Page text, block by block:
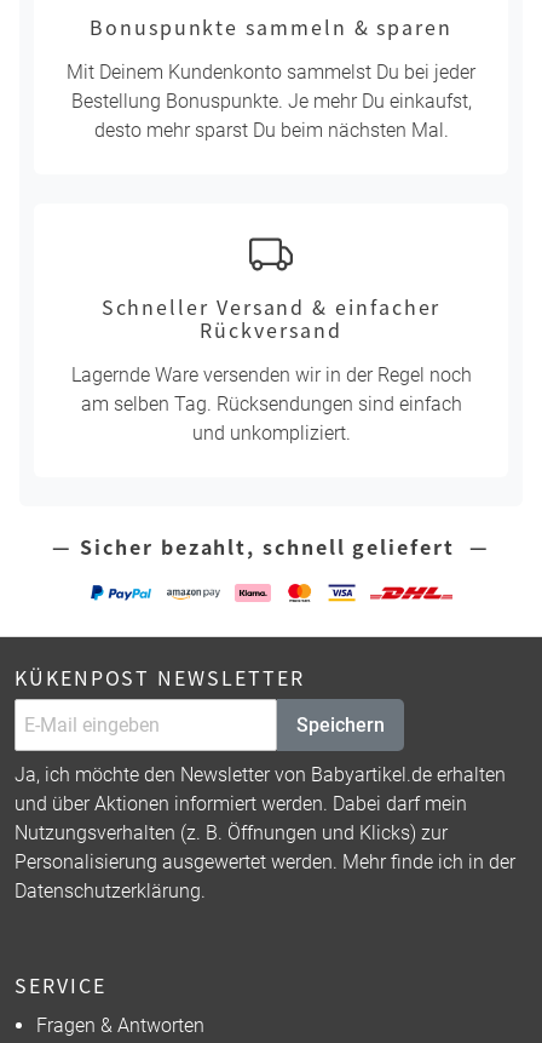
Bonuspunkte sammeln & sparen
Mit Deinem Kundenkonto sammelst Du bei jeder
Bestellung Bonuspunkte. Je mehr Du einkaufst,
desto mehr sparst Du beim nächsten Mal.
Schneller Versand & einfacher
Rückversand
Lagernde Ware versenden wir in der Regel noch
am selben Tag. Rücksendungen sind einfach
und unkompliziert.
— Sicher bezahlt, schnell geliefert —
KÜKENPOST NEWSLETTER
Speichern
Ja, ich möchte den Newsletter von Babyartikel.de erhalten
und über Aktionen informiert werden. Dabei darf mein
Nutzungsverhalten (z. B. Öffnungen und Klicks) zur
Personalisierung ausgewertet werden. Mehr finde ich in der
Datenschutzerklärung.
SERVICE
Fragen & Antworten